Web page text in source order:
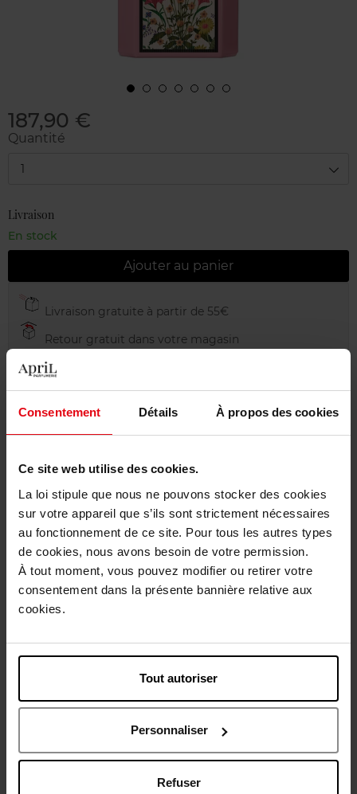
Consentement Détails À propos des cookies
Ce site web utilise des cookies.
La loi stipule que nous ne pouvons stocker des cookies
sur votre appareil que s’ils sont strictement nécessaires
au fonctionnement de ce site. Pour tous les autres types
de cookies, nous avons besoin de votre permission.
À tout moment, vous pouvez modifier ou retirer votre
consentement dans la présente bannière relative aux
cookies.
Tout autoriser
Personnaliser
Refuser
187,90 €
Quantité
1
Livraison
En stock
Ajouter au panier
Livraison gratuite à partir de 55€
Retour gratuit dans votre magasin
Emballage cadeau offert
Description
Conseil d'utilisation
Caractéristiques
Vous aimerez peut-être